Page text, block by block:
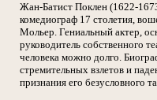
Жан-Батист Поклен (1622-
комедиограф 17 столетия,
Мольер. Гениальный актер,
руководитель собственного
человека можно долго.
стремительных взлетов и
признания его безусловного